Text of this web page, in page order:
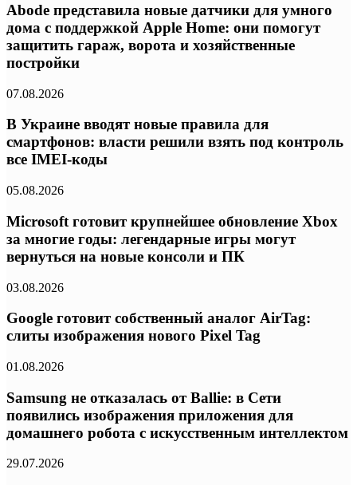
Abode представила новые датчики для умного
дома с поддержкой Apple Home: они помогут
защитить гараж, ворота и хозяйственные
постройки
07.08.2026
В Украине вводят новые правила для
смартфонов: власти решили взять под контроль
все IMEI-коды
05.08.2026
Microsoft готовит крупнейшее обновление Xbox
за многие годы: легендарные игры могут
вернуться на новые консоли и ПК
03.08.2026
Google готовит собственный аналог AirTag:
слиты изображения нового Pixel Tag
01.08.2026
Samsung не отказалась от Ballie: в Сети
появились изображения приложения для
домашнего робота с искусственным интеллектом
29.07.2026